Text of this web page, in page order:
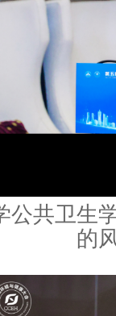
公共卫生
的